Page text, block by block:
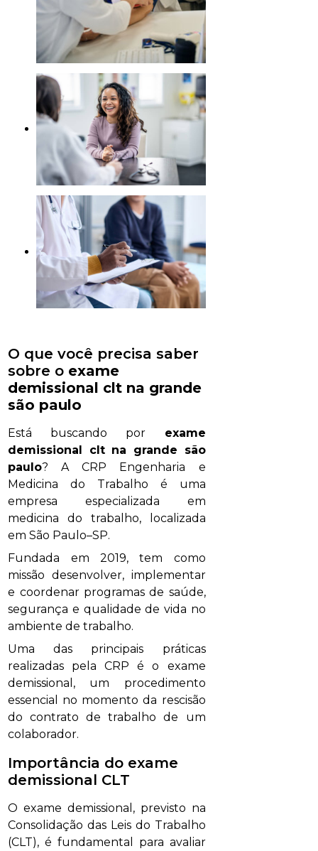
O que você precisa saber
sobre o exame
demissional clt na grande
são paulo
Está buscando por exame
demissional clt na grande são
paulo? A CRP Engenharia e
Medicina do Trabalho é uma
empresa especializada em
medicina do trabalho, localizada
em São Paulo–SP.
Fundada em 2019, tem como
missão desenvolver, implementar
e coordenar programas de saúde,
segurança e qualidade de vida no
ambiente de trabalho.
Uma das principais práticas
realizadas pela CRP é o exame
demissional, um procedimento
essencial no momento da rescisão
do contrato de trabalho de um
colaborador.
Importância do exame
demissional CLT
O exame demissional, previsto na
Consolidação das Leis do Trabalho
(CLT), é fundamental para avaliar